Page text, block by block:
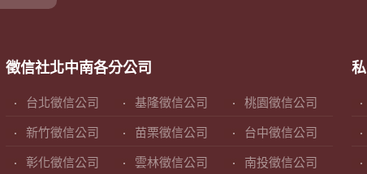
徵信社北中南各分公司
台北徵信公司 基隆徵信公司 桃園徵信公司
新竹徵信公司 苗栗徵信公司 台中徵信公司
彰化徵信公司 雲林徵信公司 南投徵信公司